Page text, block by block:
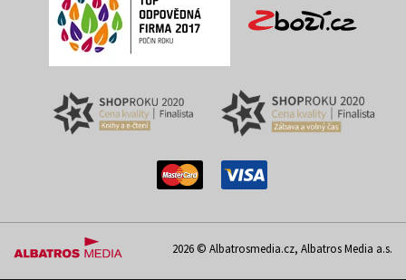
2026 © Albatrosmedia.cz, Albatros Media a.s.